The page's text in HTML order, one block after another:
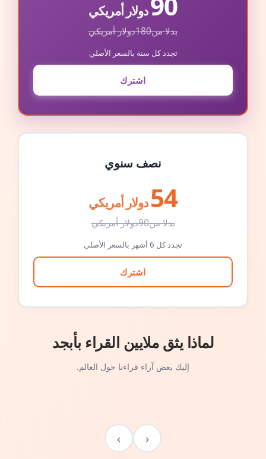
دولار أمريكي
بدلا من180دولار أمريكي
تجدد كل سنة بالسعر الأصلي
اشترك
نصف سنوي
54 دولار أمريكي
بدلا من90دولار أمريكي
تجدد كل 6 أشهر بالسعر الأصلي
اشترك
لماذا يثق ملايين القراء بأبجد
إليك بعض آراء قراءنا حول العالم.
‹
›